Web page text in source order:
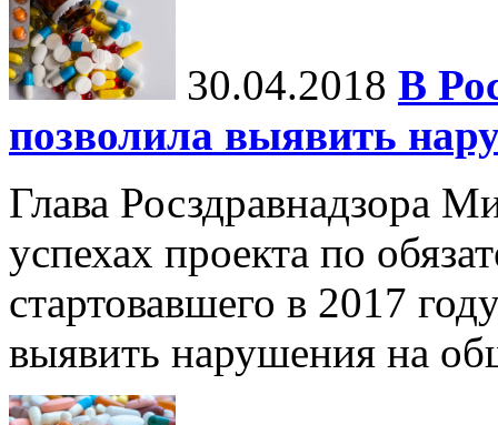
30.04.2018 В
позволила выявить
Глава Росздравнадзора
успехах проекта по
стартовавшего в 2017
выявить нарушения на